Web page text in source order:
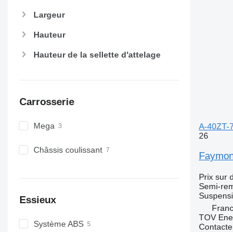
Largeur
Hauteur
Hauteur de la sellette d'attelage
Carrosserie
Mega
Châssis coulissant
Essieux
Système ABS
A-40ZT-
26
Prix sur
Semi-
TOV